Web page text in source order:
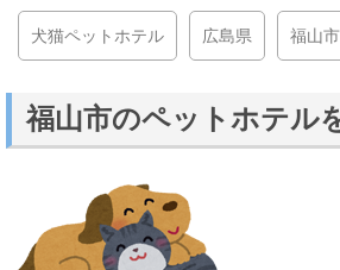
犬猫ペットホテル 広島県 福山市
福山市のペットホテル